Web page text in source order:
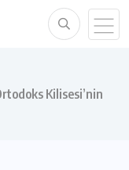
Kilisesi’nin